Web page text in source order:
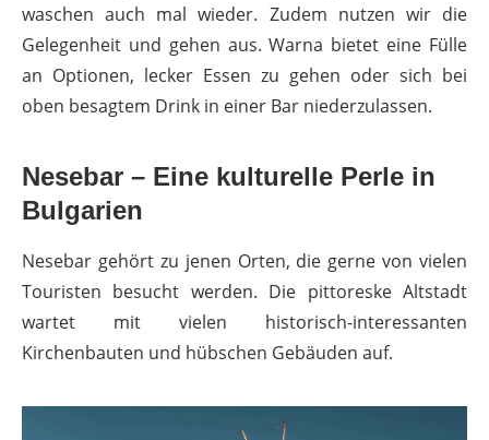
waschen auch mal wieder. Zudem nutzen wir die
Gelegenheit und gehen aus. Warna bietet eine Fülle
an Optionen, lecker Essen zu gehen oder sich bei
oben besagtem Drink in einer Bar niederzulassen.
Nesebar – Eine kulturelle Perle in
Bulgarien
Nesebar gehört zu jenen Orten, die gerne von vielen
Touristen besucht werden. Die pittoreske Altstadt
wartet mit vielen historisch-interessanten
Kirchenbauten und hübschen Gebäuden auf.